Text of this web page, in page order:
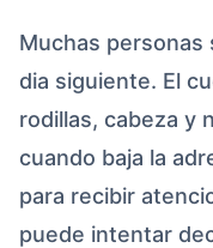
Muchas
dia siguiente. El
rodillas, cabeza y
cuando baja la
para recibir
puede intentar